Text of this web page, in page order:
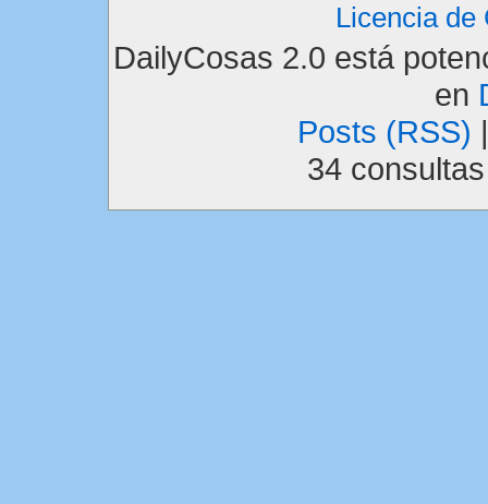
Licencia de
DailyCosas 2.0 está
en
Posts (RSS)
34